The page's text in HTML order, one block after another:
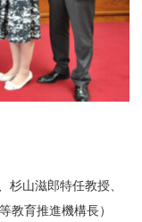
、杉山滋郎特任教授、
教育推進機構長）